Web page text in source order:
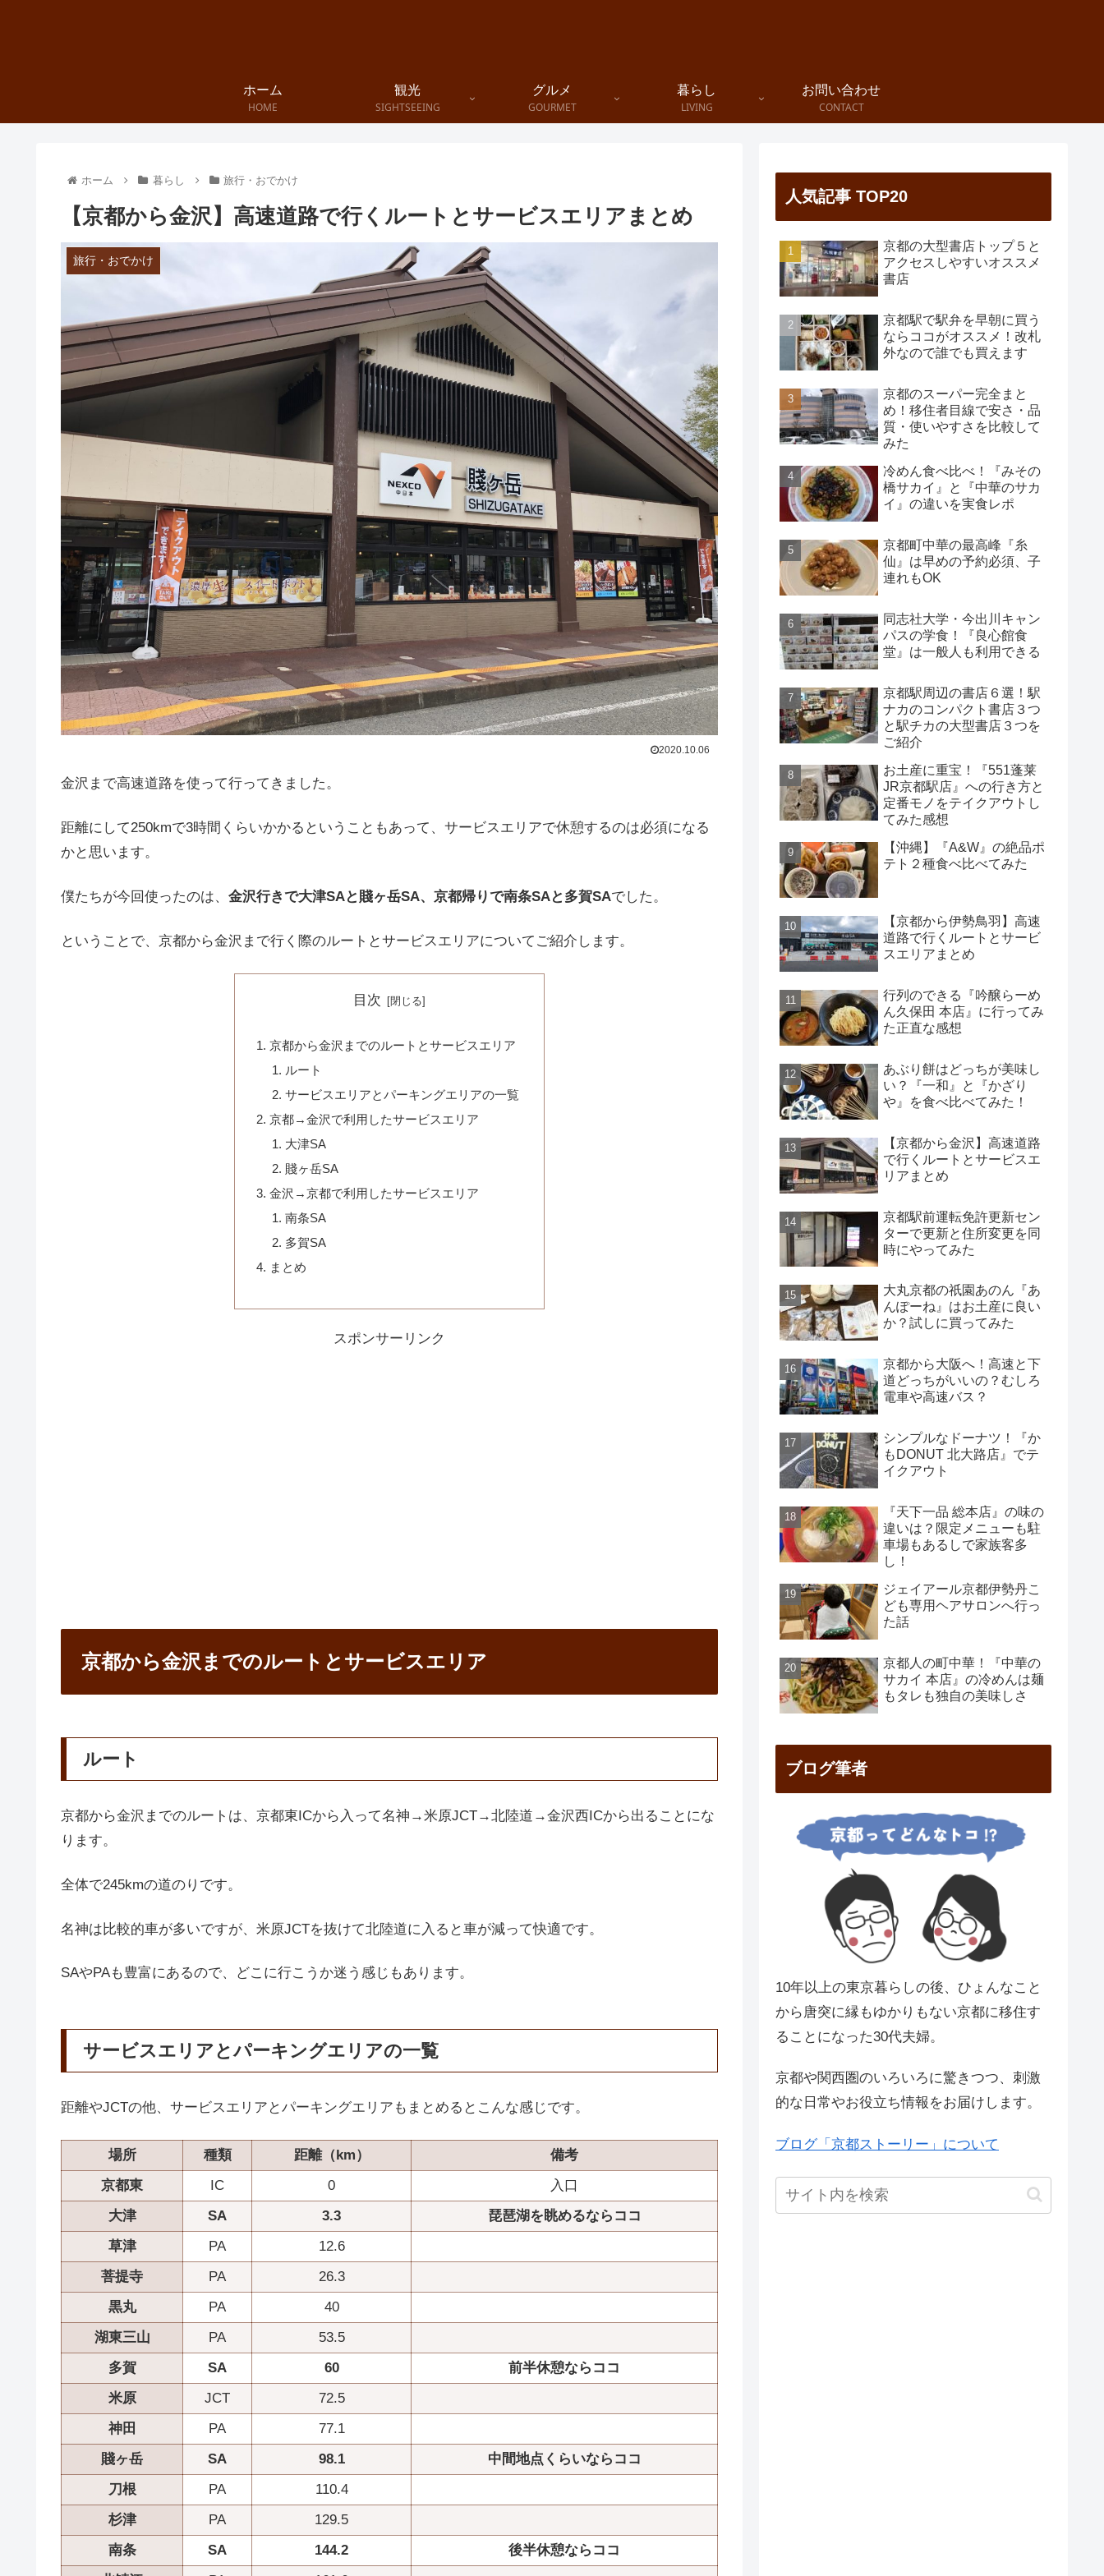
ホーム
HOME
観光
SIGHTSEEING
グルメ
GOURMET
暮らし
LIVING
お問い合わせ
CONTACT
ホーム 暮らし 旅行・おでかけ
【京都から金沢】高速道路で行くルートとサービスエリアまとめ
旅行・おでかけ
2020.10.06
金沢まで高速道路を使って行ってきました。
距離にして250kmで3時間くらいかかるということもあって、サービスエリアで休憩するのは必須になる
かと思います。
僕たちが今回使ったのは、 金沢行きで大津SAと賤ヶ岳SA、京都帰りで南条SAと多賀SAでした。
ということで、京都から金沢まで行く際のルートとサービスエリアについてご紹介します。
目次
京都から金沢までのルートとサービスエリア
ルート
サービスエリアとパーキングエリアの一覧
京都→金沢で利用したサービスエリア
大津SA
賤ヶ岳SA
金沢→京都で利用したサービスエリア
南条SA
多賀SA
まとめ
スポンサーリンク
京都から金沢までのルートとサービスエリア
ルート
京都から金沢までのルートは、京都東ICから入って名神→米原JCT→北陸道→金沢西ICから出ることにな
ります。
全体で245kmの道のりです。
名神は比較的車が多いですが、米原JCTを抜けて北陸道に入ると車が減って快適です。
SAやPAも豊富にあるので、どこに行こうか迷う感じもあります。
サービスエリアとパーキングエリアの一覧
距離やJCTの他、サービスエリアとパーキングエリアもまとめるとこんな感じです。
場所 種類 距離（km）
備考
京都東
IC 0
入口
大津
SA 3.3
琵琶湖を眺めるならココ
草津
PA
12.6
菩提寺
PA
26.3
黒丸
PA
40
湖東三山
PA
53.5
多賀
SA 60
前半休憩ならココ
米原
JCT
72.5
神田
PA
77.1
賤ヶ岳
SA 98.1
中間地点くらいならココ
刀根
PA
110.4
杉津
PA
129.5
南条
SA 144.2
後半休憩ならココ
人気記事 TOP20
京都の大型書店トップ５と
アクセスしやすいオススメ
書店
京都駅で駅弁を早朝に買う
ならココがオススメ！改札
外なので誰でも買えます
京都のスーパー完全まと
め！移住者目線で安さ・品
質・使いやすさを比較して
みた
冷めん食べ比べ！『みその
橋サカイ』と『中華のサカ
イ』の違いを実食レポ
京都町中華の最高峰『糸
仙』は早めの予約必須、子
連れもOK
同志社大学・今出川キャン
パスの学食！『良心館食
堂』は一般人も利用できる
京都駅周辺の書店６選！駅
ナカのコンパクト書店３つ
と駅チカの大型書店３つを
ご紹介
お土産に重宝！『551蓬莱
JR京都駅店』への行き方と
定番モノをテイクアウトし
てみた感想
【沖縄】『A&W』の絶品ポ
テト２種食べ比べてみた
【京都から伊勢鳥羽】高速
道路で行くルートとサービ
スエリアまとめ
行列のできる『吟醸らーめ
ん久保田 本店』に行ってみ
た正直な感想
あぶり餅はどっちが美味し
い？『一和』と『かざり
や』を食べ比べてみた！
【京都から金沢】高速道路
で行くルートとサービスエ
リアまとめ
京都駅前運転免許更新セン
ターで更新と住所変更を同
時にやってみた
大丸京都の祇園あのん『あ
んぽーね』はお土産に良い
か？試しに買ってみた
京都から大阪へ！高速と下
道どっちがいいの？むしろ
電車や高速バス？
シンプルなドーナツ！『か
もDONUT 北大路店』でテ
イクアウト
『天下一品 総本店』の味の
違いは？限定メニューも駐
車場もあるしで家族客多
し！
ジェイアール京都伊勢丹こ
ども専用ヘアサロンへ行っ
た話
京都人の町中華！『中華の
サカイ 本店』の冷めんは麺
もタレも独自の美味しさ
ブログ筆者
10年以上の東京暮らしの後、ひょんなこと
から唐突に縁もゆかりもない京都に移住す
ることになった30代夫婦。
京都や関西圏のいろいろに驚きつつ、刺激
的な日常やお役立ち情報をお届けします。
ブログ「京都ストーリー」について